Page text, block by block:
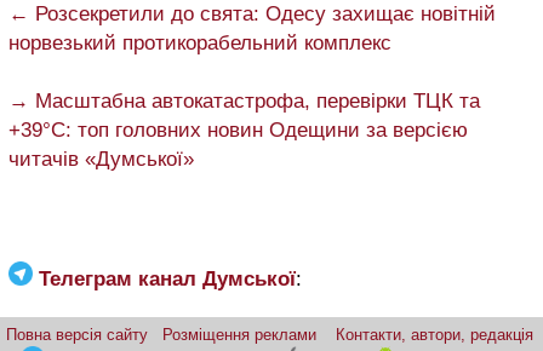
← Розсекретили до свята: Одесу захищає новітній
норвезький протикорабельний комплекс
→ Масштабна автокатастрофа, перевірки ТЦК та
+39°C: топ головних новин Одещини за версією
читачів «Думської»
Телеграм канал Думської:
Повна версія сайту Розміщення реклами
Контакти, автори, редакція